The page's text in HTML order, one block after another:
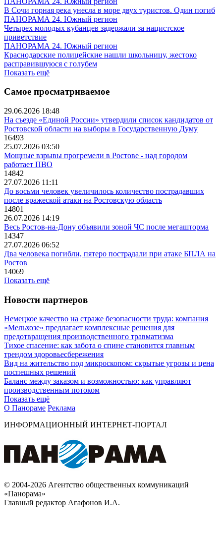
В Сочи горная река унесла в море двух туристов. Один погиб
ПАНОРАМА 24. Южный регион
Четырех молодых кубанцев задержали за нацистское
приветствие
ПАНОРАМА 24. Южный регион
Краснодарские полицейские нашли школьницу, жестоко
расправившуюся с голубем
Показать ещё
Самое просматриваемое
29.06.2026 18:48
На съезде «Единой России» утвердили список кандидатов от
Ростовской области на выборы в Государственную Думу
16493
25.07.2026 03:50
Мощные взрывы прогремели в Ростове - над городом
работает ПВО
14842
27.07.2026 11:11
До восьми человек увеличилось количество пострадавших
после вражеской атаки на Ростовскую область
14801
26.07.2026 14:19
Весь Ростов-на-Дону объявили зоной ЧС после мегашторма
14347
27.07.2026 06:52
Два человека погибли, пятеро пострадали при атаке БПЛА на
Ростов
14069
Показать ещё
Новости партнеров
Немецкое качество на страже безопасности труда: компания
«Мельхозе» предлагает комплексные решения для
предотвращения производственного травматизма
Тихое спасение: как забота о спине становится главным
трендом здоровьесбережения
Вид на жительство под микроскопом: скрытые угрозы и цена
поспешных решений
Баланс между заказом и возможностью: как управляют
производственным потоком
Показать ещё
О Панораме Реклама
ИНФОРМАЦИОННЫЙ ИНТЕРНЕТ-ПОРТАЛ
© 2004-2026 Агентство общественных коммуникаций
«Панорама»
Главный редактор Агафонов И.А.